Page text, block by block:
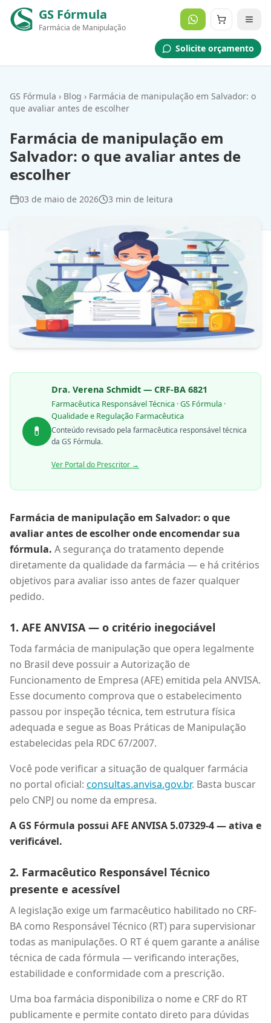
GS Fórmula
Farmácia de Manipulação
Solicite orçamento
GS Fórmula › Blog › Farmácia de manipulação em Salvador: o
que avaliar antes de escolher
Farmácia de manipulação em
Salvador: o que avaliar antes de
escolher
03 de maio de 2026 3 min de leitura
💊
Dra. Verena Schmidt — CRF-BA 6821
Farmacêutica Responsável Técnica · GS Fórmula ·
Qualidade e Regulação Farmacêutica
Conteúdo revisado pela farmacêutica responsável técnica
da GS Fórmula.
Ver Portal do Prescritor →
Farmácia de manipulação em Salvador: o que
avaliar antes de escolher onde encomendar sua
fórmula. A segurança do tratamento depende
diretamente da qualidade da farmácia — e há critérios
objetivos para avaliar isso antes de fazer qualquer
pedido.
1. AFE ANVISA — o critério inegociável
Toda farmácia de manipulação que opera legalmente
no Brasil deve possuir a Autorização de
Funcionamento de Empresa (AFE) emitida pela ANVISA.
Esse documento comprova que o estabelecimento
passou por inspeção técnica, tem estrutura física
adequada e segue as Boas Práticas de Manipulação
estabelecidas pela RDC 67/2007.
Você pode verificar a situação de qualquer farmácia
no portal oficial: consultas.anvisa.gov.br. Basta buscar
pelo CNPJ ou nome da empresa.
A GS Fórmula possui AFE ANVISA 5.07329-4 — ativa e
verificável.
2. Farmacêutico Responsável Técnico
presente e acessível
A legislação exige um farmacêutico habilitado no CRF-
BA como Responsável Técnico (RT) para supervisionar
todas as manipulações. O RT é quem garante a análise
técnica de cada fórmula — verificando interações,
estabilidade e conformidade com a prescrição.
Uma boa farmácia disponibiliza o nome e CRF do RT
publicamente e permite contato direto para dúvidas